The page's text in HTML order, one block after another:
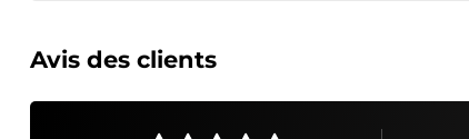
Avis des clients